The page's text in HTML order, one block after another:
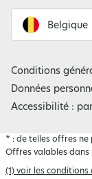
Belgique
Belgique
Conditions
Données
Accessibilité :
* : de telles offres ne
Offres valables dans
(1) voir les